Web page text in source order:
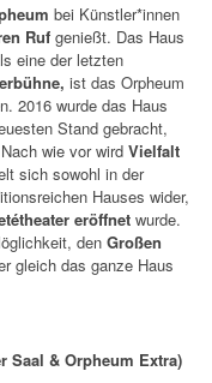
bei Künstler*innen
Ruf genießt. Das Haus
eine der letzten
ist das Orpheum
2016 wurde das Haus
Stand gebracht,
Nach wie vor wird Vielfalt
sich sowohl in der
Hauses wider,
eröffnet wurde.
den Großen
gleich das ganze Haus
Saal & Orpheum Extra)